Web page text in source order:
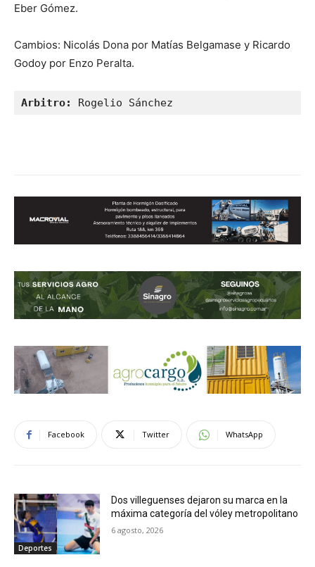
Eber Gómez.
Cambios: Nicolás Dona por Matías Belgamase y Ricardo
Godoy por Enzo Peralta.
Arbitro: Rogelio Sánchez
Facebook Twitter WhatsApp
Deportes
Dos villeguenses dejaron su marca en la
máxima categoría del vóley metropolitano
6 agosto, 2026